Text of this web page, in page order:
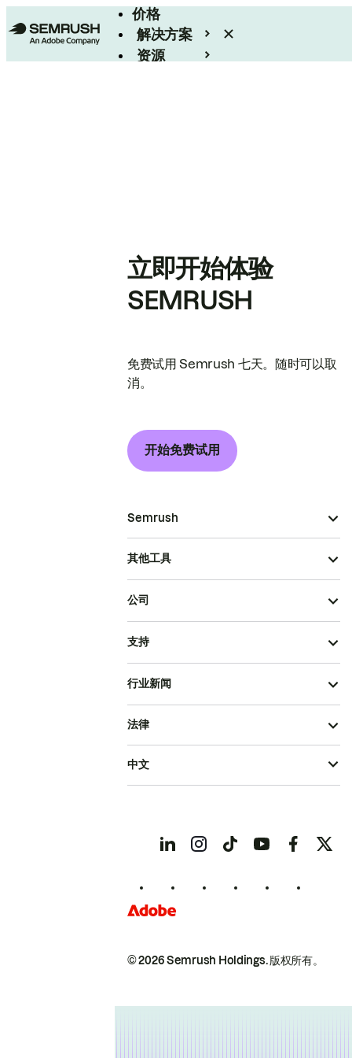
价格
解决方案
资源
立即开始体验
SEMRUSH
免费试用 Semrush 七天。随时可以取
消。
开始免费试用
Semrush
其他工具
公司
支持
行业新闻
© 2026 Semrush Holdings.版权所有。
法律
中文